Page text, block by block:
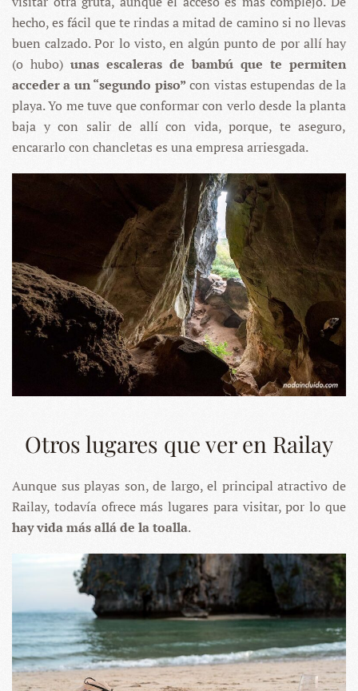
hecho, es fácil que te rindas a mitad de camino si no llevas
buen calzado. Por lo visto, en algún punto de por allí hay
(o hubo) unas escaleras de bambú que te permiten
acceder a un “segundo piso” con vistas estupendas de la
playa. Yo me tuve que conformar con verlo desde la planta
baja y con salir de allí con vida, porque, te aseguro,
encararlo con chancletas es una empresa arriesgada.
Otros lugares que ver en Railay
Aunque sus playas son, de largo, el principal atractivo de
Railay, todavía ofrece más lugares para visitar, por lo que
hay vida más allá de la toalla.